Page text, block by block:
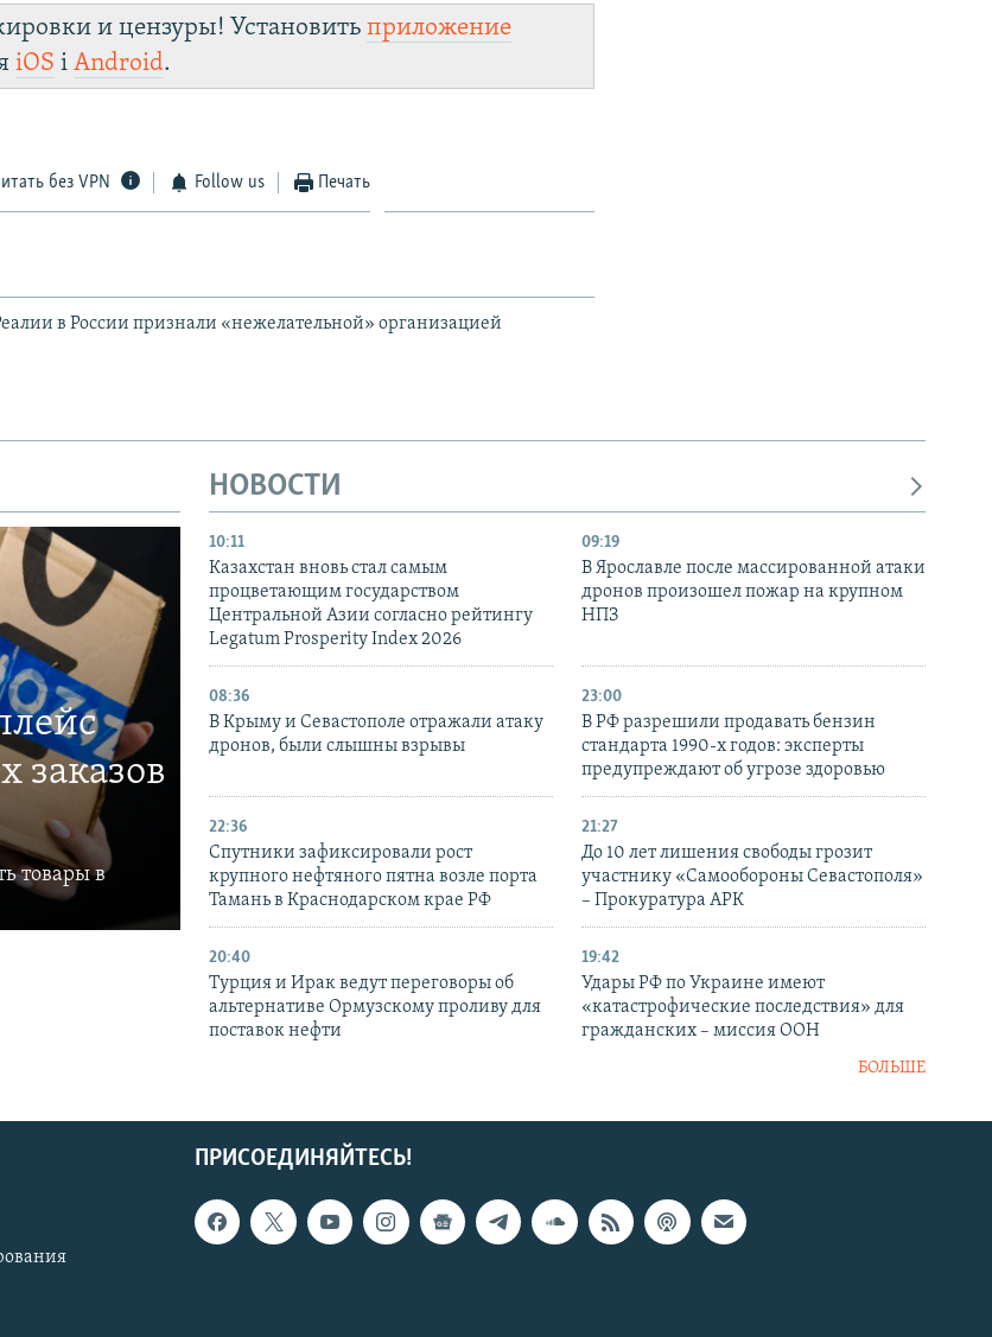
и цензуры! Установитьприложение
iOS іAndroid.
без VPN Follow us Печать
в России признали «нежелательной» организацией
заказов
товары в
НОВОСТИ
10:11
Казахстан вновь стал самым
процветающим государством
Центральной Азии согласно рейтингу
Legatum Prosperity Index 2026
09:19
В Ярославле после массированной атаки
дронов произошел пожар на крупном
НПЗ
08:36
В Крыму и Севастополе отражали атаку
дронов, были слышны взрывы
23:00
В РФ разрешили продавать бензин
стандарта 1990-х годов: эксперты
предупреждают об угрозе здоровью
22:36
Спутники зафиксировали рост
крупного нефтяного пятна возле порта
Тамань в Краснодарском крае РФ
21:27
До 10 лет лишения свободы грозит
участнику «Самообороны Севастополя»
– Прокуратура АРК
20:40
Турция и Ирак ведут переговоры об
альтернативе Ормузскому проливу для
поставок нефти
19:42
Удары РФ по Украине имеют
«катастрофические последствия» для
гражданских – миссия ООН
БОЛЬШЕ
ПРИСОЕДИНЯЙТЕСЬ!